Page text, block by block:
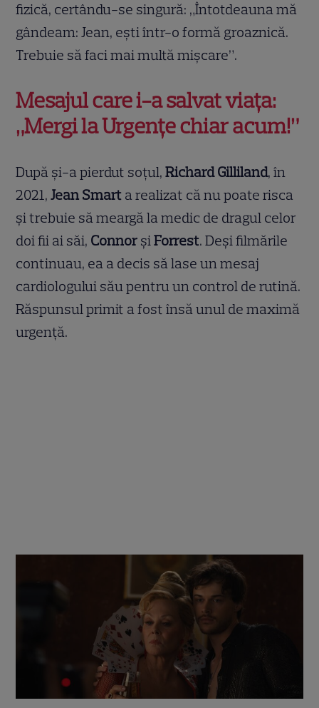
fizică, certându-se singură: „Întotdeauna mă
gândeam: Jean, ești într-o formă groaznică.
Trebuie să faci mai multă mișcare”.
Mesajul care i-a salvat viața:
„Mergi la Urgențe chiar acum!”
După și-a pierdut soțul,Richard Gilliland, în
2021,Jean Smart a realizat că nu poate risca
și trebuie să meargă la medic de dragul celor
doi fii ai săi, Connor șiForrest. Deși filmările
continuau, ea a decis să lase un mesaj
cardiologului său pentru un control de rutină.
Răspunsul primit a fost însă unul de maximă
urgență.